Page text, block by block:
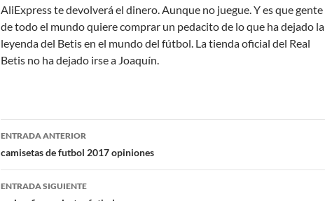
AliExpress te devolverá el dinero. Aunque no juegue. Y es que gente
de todo el mundo quiere comprar un pedacito de lo que ha dejado la
leyenda del Betis en el mundo del fútbol. La tienda oficial del Real
Betis no ha dejado irse a Joaquín.
Navegación
de
entradas
ENTRADA ANTERIOR
camisetas de futbol 2017 opiniones
ENTRADA SIGUIENTE